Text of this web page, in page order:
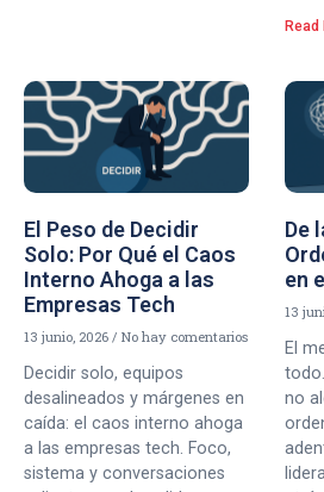
Read
El Peso de Decidir
Solo: Por Qué el Caos
Interno Ahoga a las
Empresas Tech
13 junio, 2026 No hay comentarios
Decidir solo, equipos
desalineados y márgenes en
caída: el caos interno ahoga
a las empresas tech. Foco,
sistema y conversaciones
De
en
13
El
no